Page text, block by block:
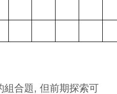
組合題, 但前期探索可